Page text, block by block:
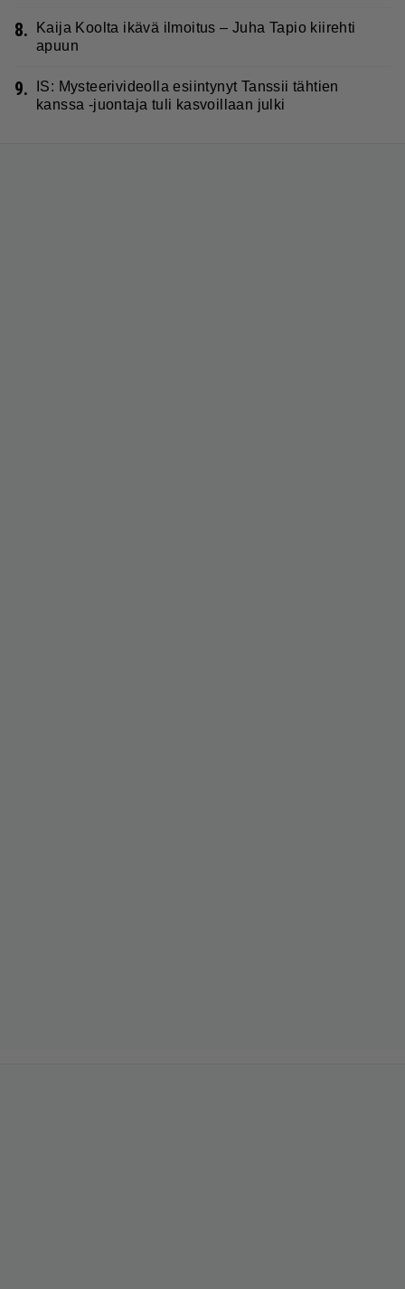
8.
Kaija Koolta ikävä ilmoitus – Juha Tapio kiirehti
apuun
9.
IS: Mysteerivideolla esiintynyt Tanssii tähtien
kanssa -juontaja tuli kasvoillaan julki